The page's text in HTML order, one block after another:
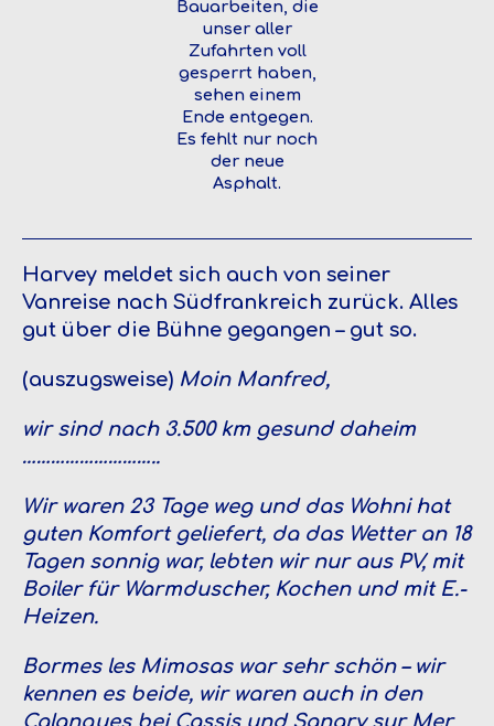
Bauarbeiten, die
unser aller
Zufahrten voll
gesperrt haben,
sehen einem
Ende entgegen.
Es fehlt nur noch
der neue
Asphalt.
Harvey meldet sich auch von seiner
Vanreise nach Südfrankreich zurück. Alles
gut über die Bühne gegangen – gut so.
(auszugsweise) Moin Manfred,
wir sind nach 3.500 km gesund daheim
………………………..
Wir waren 23 Tage weg und das Wohni hat
guten Komfort geliefert, da das Wetter an 18
Tagen sonnig war, lebten wir nur aus PV, mit
Boiler für Warmduscher, Kochen und mit E.-
Heizen.
Bormes les Mimosas war sehr schön – wir
kennen es beide, wir waren auch in den
Calanques bei Cassis und Sanary sur Mer